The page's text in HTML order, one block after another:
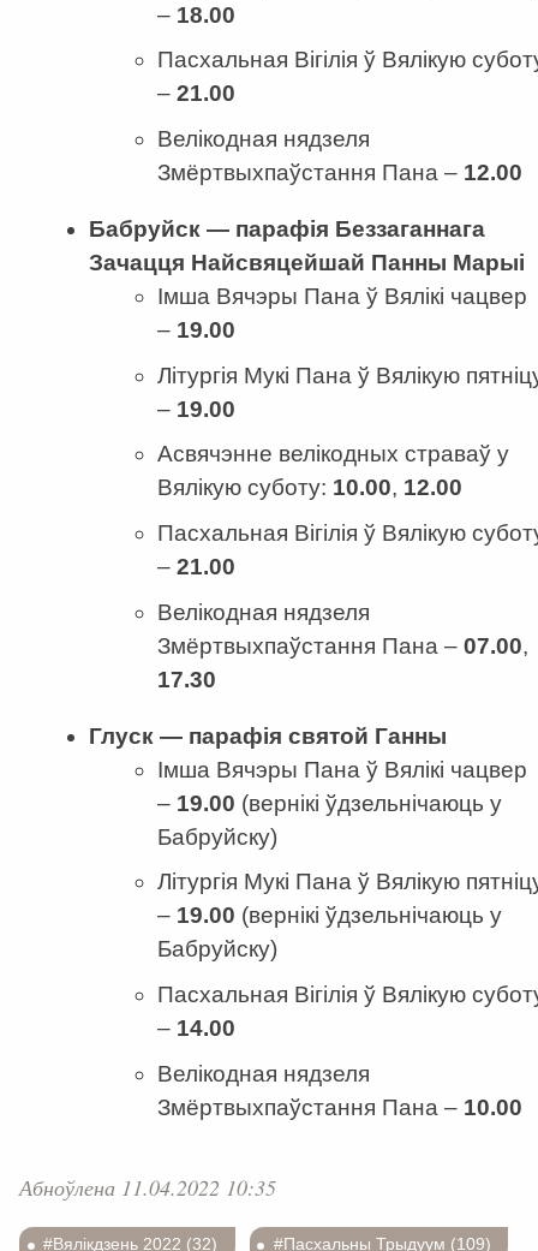
– 18.00
Пасхальная Вігілія ў Вялікую
–21.00
Велікодная нядзеля
Змёртвыхпаўстання Пана – 12.00
Бабруйск — парафія Беззаганнага
Зачацця Найсвяцейшай Панны Марыі
Імша Вячэры Пана ў Вялікі чацвер
– 19.00
Літургія Мукі Пана ў Вялікую
– 19.00
Асвячэнне велікодных страваў у
Вялікую суботу: 10.00, 12.00
Пасхальная Вігілія ў Вялікую
–21.00
Велікодная нядзеля
Змёртвыхпаўстання Пана –07.00,
17.30
Глуск — парафія святой Ганны
Імша Вячэры Пана ў Вялікі чацвер
– 19.00 (вернiкi ўдзельнiчаюць у
Бабруйску)
Літургія Мукі Пана ў Вялікую
– 19.00 (вернiкi ўдзельнiчаюць у
Бабруйску)
Пасхальная Вігілія ў Вялікую
– 14.00
Велікодная нядзеля
Змёртвыхпаўстання Пана – 10.00
Абноўлена 11.04.2022 10:35
#Вялікдзень 2022 (32) #Пасхальны Трыдуум (109)